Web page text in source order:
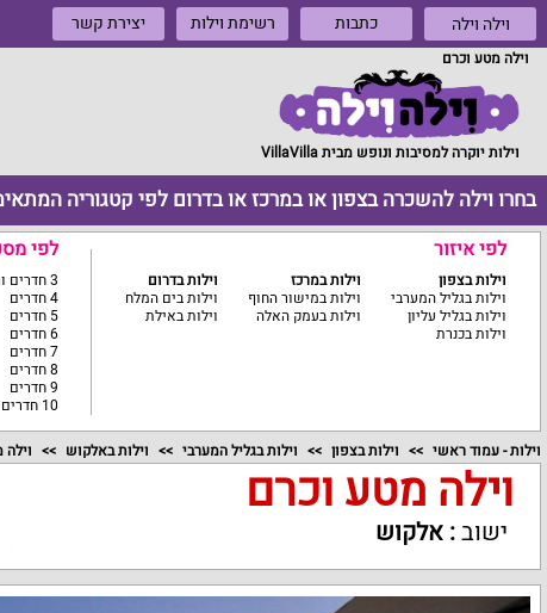
וילה וילה כתבות רשימת וילות יצירת קשר
וילה מטע וכרם
וילות יוקרה למסיבות ונופש מבית VillaVilla
בחרו וילה להשכרה בצפון או במרכז או בדרום לפי קטגוריה
לפי איזור
וילות בצפון
וילות בגליל המערבי
וילות בגליל עליון
וילות בכנרת
וילות במרכז
וילות במישור החוף
וילות בעמק האלה
וילות בדרום
וילות בים המלח
וילות באילת
לפי
3 חדרים ומטה
4 חדרים
5 חדרים
6 חדרים
7 חדרים
8 חדרים
9 חדרים
10 חדרים ומעלה
וילות - עמוד ראשי וילות בצפון וילות בגליל המערבי וילות באלקוש
וילה מטע וכרם
ישוב: אלקוש